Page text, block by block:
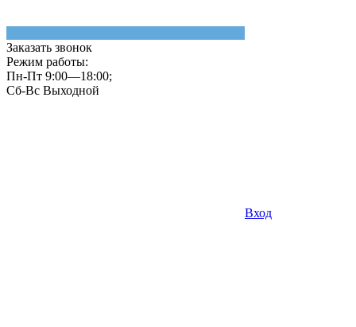
Заказать звонок
Режим работы:
Пн-Пт 9:00—18:00;
Сб-Вс Выходной
Вход